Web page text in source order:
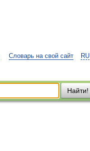
RU
Словарь на свой сайт
Найти!